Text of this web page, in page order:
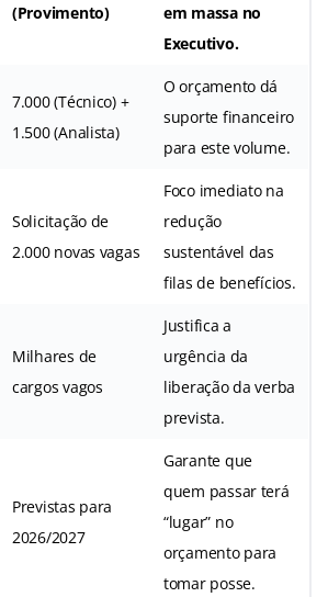
(Provimento)
em massa no
Executivo.
7.000 (Técnico) +
1.500 (Analista)
O orçamento dá
suporte financeiro
para este volume.
Solicitação de
2.000 novas vagas
Foco imediato na
redução
sustentável das
filas de benefícios.
Milhares de
cargos vagos
Justifica a
urgência da
liberação da verba
prevista.
Previstas para
2026/2027
Garante que
quem passar terá
“lugar” no
orçamento para
tomar posse.